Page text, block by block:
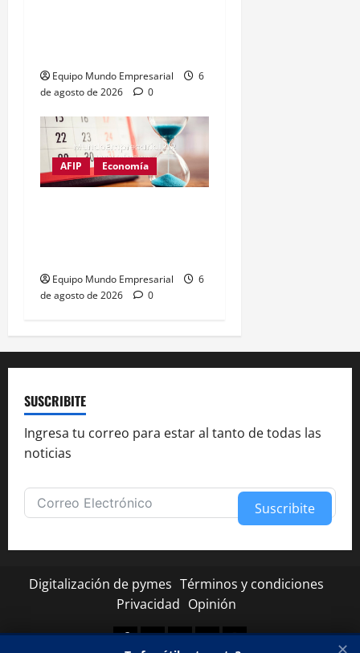
Equipo Mundo Empresarial
6
de agosto de 2026
0
AFIP Economía
Equipo Mundo Empresarial
6
de agosto de 2026
0
SUSCRIBITE
Ingresa tu correo para estar al tanto de todas las
noticias
Suscribite
Digitalización de pymes Términos y condiciones
Privacidad Opinión
Facebook
TwitterLinkedinYoutubeInstagram
✕